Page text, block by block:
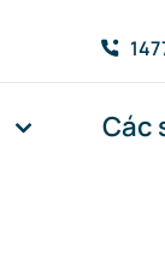
Các